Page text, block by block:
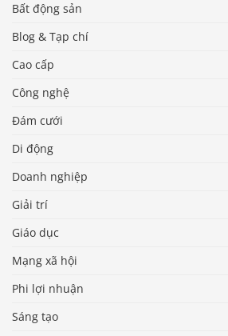
Bất động sản
Blog & Tạp chí
Cao cấp
Công nghệ
Đám cưới
Di động
Doanh nghiệp
Giải trí
Giáo dục
Mạng xã hội
Phi lợi nhuận
Sáng tạo